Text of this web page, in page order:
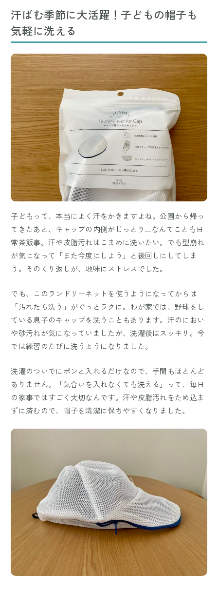
汗ばむ季節に大活躍！子どもの帽子も
気軽に洗える
子どもって、本当によく汗をかきますよね。公園から帰っ
てきたあと、キャップの内側がじっとり…なんてことも日
常茶飯事。汗や皮脂汚れはこまめに洗いたい。でも型崩れ
が気になって「また今度にしよう」と後回しにしてしま
う。そのくり返しが、地味にストレスでした。
でも、このランドリーネットを使うようになってからは
「汚れたら洗う」がぐっとラクに。わが家では、野球をし
ている息子のキャップを洗うこともあります。汗のにおい
や砂汚れが気になっていましたが、洗濯後はスッキリ。今
では練習のたびに洗うようになりました。
洗濯のついでにポンと入れるだけなので、手間もほとんど
ありません。「気合いを入れなくても洗える」って、毎日
の家事ではすごく大切なんです。汗や皮脂汚れをため込ま
ずに済むので、帽子を清潔に保ちやすくなりました。